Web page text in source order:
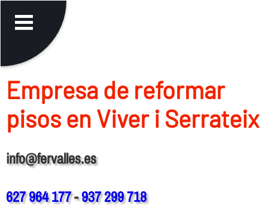
Empresa de reformar
pisos en Viver i Serrateix
info@fervalles.es
627 964 177-937 299 718